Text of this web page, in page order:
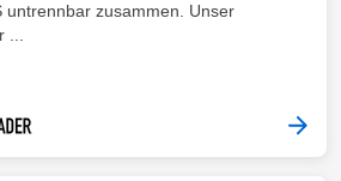
untrennbar zusammen. Unser